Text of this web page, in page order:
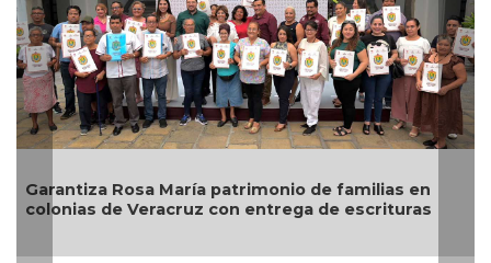
de familias en
de escrituras
Descarta Nahle motivos políticos
alcaldes de MC